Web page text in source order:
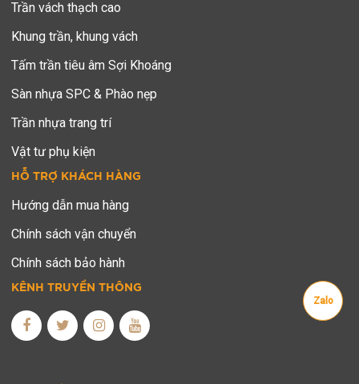
Zalo
Trần vách thạch cao
Khung trần, khung vách
Tấm trần tiêu âm Sợi Khoáng
Sàn nhựa SPC & Phào nẹp
Trần nhựa trang trí
Vật tư phụ kiện
HỖ TRỢ KHÁCH HÀNG
Hướng dẫn mua hàng
Chính sách vận chuyển
Chính sách bảo hành
KÊNH TRUYỀN THÔNG